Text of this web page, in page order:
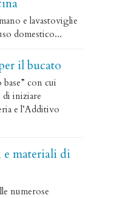
e lavastoviglie
domestico...
il bucato
base” con cui
iniziare
e l’Additivo
e materiali di
numerose